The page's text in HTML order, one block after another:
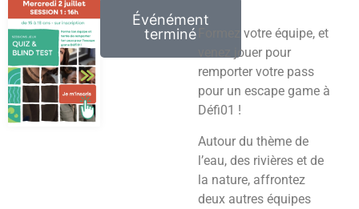
Événément
terminé
Formez votre équipe, et
venez jouer pour
remporter votre pass
pour un escape game à
Défi01 !
Autour du thème de
l’eau, des rivières et de
la nature, affrontez
deux autres équipes